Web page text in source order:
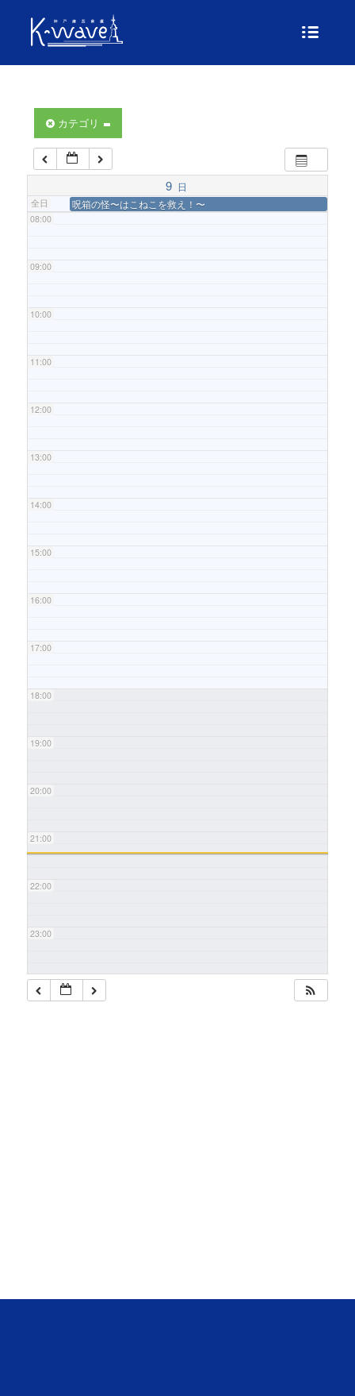
カテゴリ
9 日
全日 呪箱の怪〜はこねこを救え！〜
04:00
06:00
07:00
08:00
09:00
10:00
11:00
12:00
13:00
14:00
15:00
16:00
17:00
18:00
19:00
20:00
21:00
22:00
23:00